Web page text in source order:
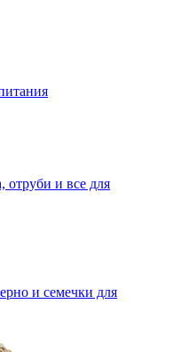
отруби и все для
и семечки для